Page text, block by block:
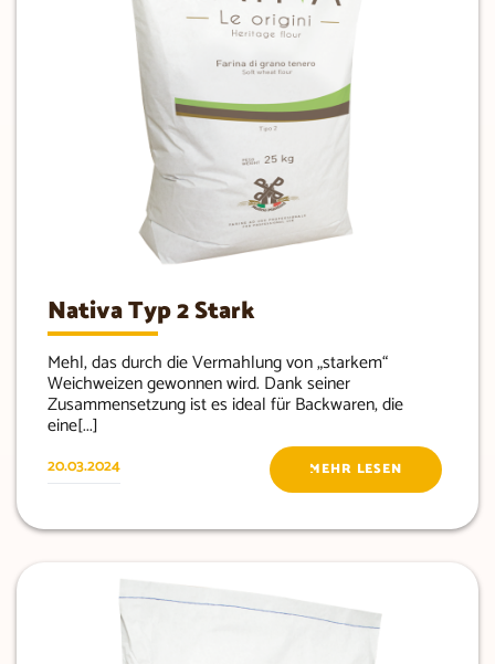
Nativa Typ 2 Stark
Mehl, das durch die Vermahlung von „starkem“
Weichweizen gewonnen wird. Dank seiner
Zusammensetzung ist es ideal für Backwaren, die
eine[...]
20.03.2024 MEHR LESEN